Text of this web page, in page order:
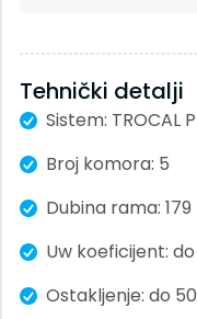
Zaštita od sunca
Zavese
Zaštita od insekata
Podprozorske daske
Okapnice
Garažna vrata
Staklena fasada
Tehnički detalji
Sistem: TROCAL
Broj komora: 5
Dubina rama:
Uw koeficijent: do
Ostakljenje: do